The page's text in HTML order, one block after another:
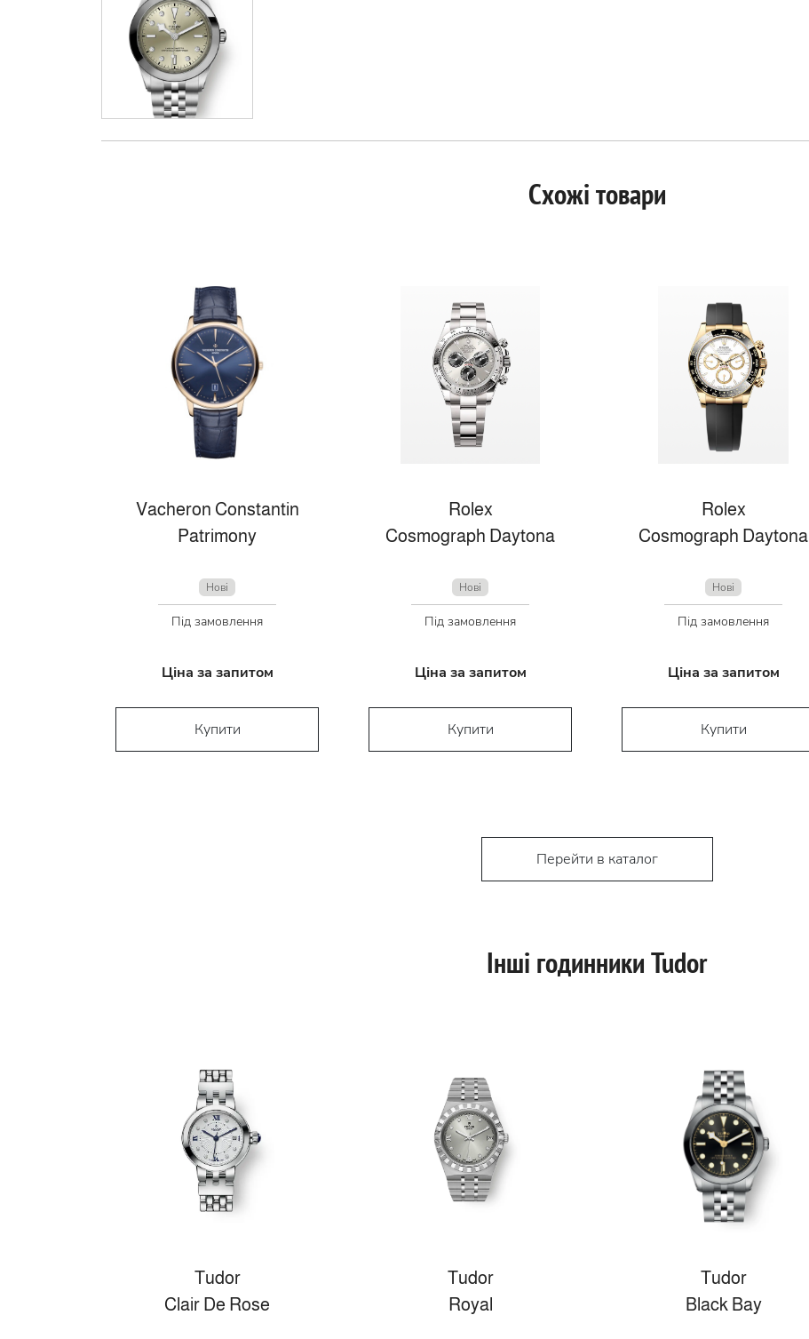
Схожі товари
Vacheron Constantin
Patrimony
Нові
Під замовлення
Ціна за запитом
Купити
Rolex
Cosmograph Daytona
Нові
Під замовлення
Ціна за запитом
Купити
Rolex
Cosmograph Daytona
Нові
Під замовлення
Ціна за запитом
Купити
Перейти в каталог
Інші годинники Tudor
Tudor
Clair De Rose
Tudor
Royal
Tudor
Black Bay